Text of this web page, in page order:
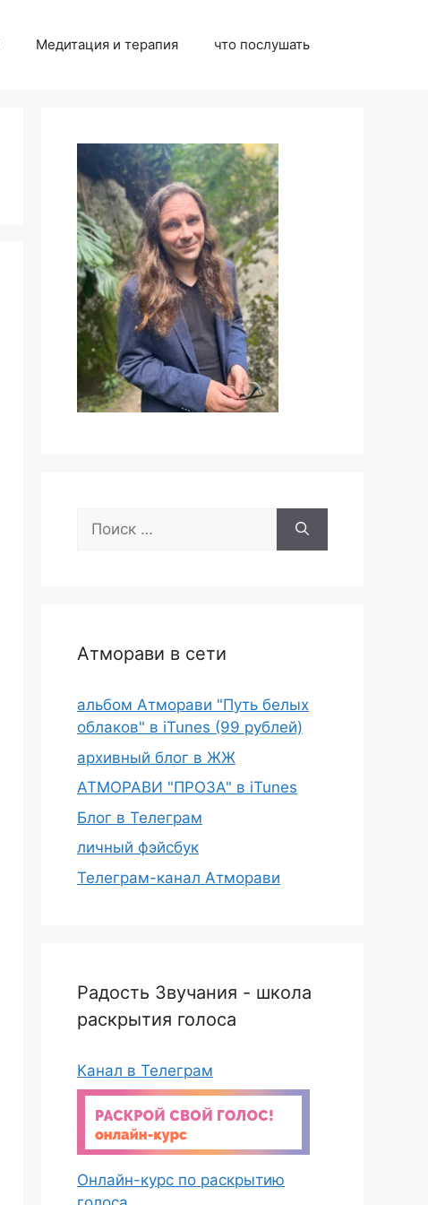
Медитация и терапия что послушать
Поиск:
Атморави в сети
альбом Атморави "Путь белых
облаков" в iTunes (99 рублей)
архивный блог в ЖЖ
АТМОРАВИ "ПРОЗА" в iTunes
Блог в Телеграм
личный фэйсбук
Телеграм-канал Атморави
Радость Звучания - школа
раскрытия голоса
Канал в Телеграм
Онлайн-курс по раскрытию